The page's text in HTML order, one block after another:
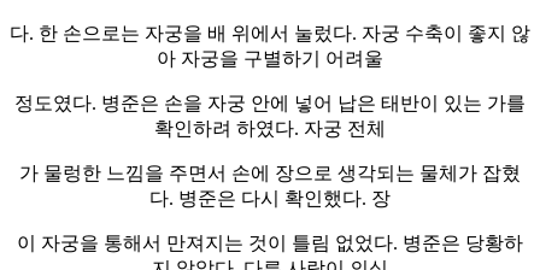
다. 한 손으로는 자궁을 배 위에서 눌렀다. 자궁 수축이 좋지 않
아 자궁을 구별하기 어려울
정도였다. 병준은 손을 자궁 안에 넣어 납은 태반이 있는 가를
확인하려 하였다. 자궁 전체
가 물렁한 느낌을 주면서 손에 장으로 생각되는 물체가 잡혔
다. 병준은 다시 확인했다. 장
이 자궁을 통해서 만져지는 것이 틀림 없었다. 병준은 당황하